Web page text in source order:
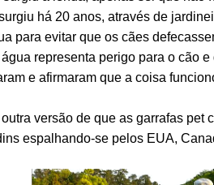
há 20 anos, através de
para evitar que os cães
representa perigo para o cão
e afirmaram que a coisa
versão de que as garrafas
espalhando-se pelos EUA,